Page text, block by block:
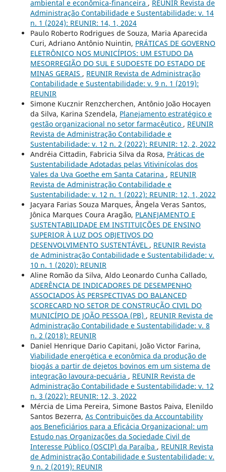
ambiental e econômica-financeira , REUNIR Revista de
Administração Contabilidade e Sustentabilidade: v. 14
n. 1 (2024): REUNIR: 14, 1, 2024
Paulo Roberto Rodrigues de Souza, Maria Aparecida
Curi, Adriano Antônio Nuintin, PRÁTICAS DE GOVERNO
ELETRÔNICO NOS MUNICÍPIOS: UM ESTUDO DA
MESORREGIÃO DO SUL E SUDOESTE DO ESTADO DE
MINAS GERAIS , REUNIR Revista de Administração
Contabilidade e Sustentabilidade: v. 9 n. 1 (2019):
REUNIR
Simone Kucznir Renzcherchen, Antônio João Hocayen
da Silva, Karina Szendela, Planejamento estratégico e
gestão organizacional no setor farmacêutico , REUNIR
Revista de Administração Contabilidade e
Sustentabilidade: v. 12 n. 2 (2022): REUNIR: 12, 2, 2022
Andréia Cittadin, Fabricia Silva da Rosa, Práticas de
Sustentabilidade Adotadas pelas Vitivinícolas dos
Vales da Uva Goethe em Santa Catarina , REUNIR
Revista de Administração Contabilidade e
Sustentabilidade: v. 12 n. 1 (2022): REUNIR: 12, 1, 2022
Jacyara Farias Souza Marques, Ângela Veras Santos,
Jônica Marques Coura Aragão, PLANEJAMENTO E
SUSTENTABILIDADE EM INSTITUIÇÕES DE ENSINO
SUPERIOR À LUZ DOS OBJETIVOS DO
DESENVOLVIMENTO SUSTENTÁVEL , REUNIR Revista
de Administração Contabilidade e Sustentabilidade: v.
10 n. 1 (2020): REUNIR
Aline Romão da Silva, Aldo Leonardo Cunha Callado,
ADERÊNCIA DE INDICADORES DE DESEMPENHO
ASSOCIADOS ÀS PERSPECTIVAS DO BALANCED
SCORECARD NO SETOR DE CONSTRUÇÃO CIVIL DO
MUNICÍPIO DE JOÃO PESSOA (PB) , REUNIR Revista de
Administração Contabilidade e Sustentabilidade: v. 8
n. 2 (2018): REUNIR
Daniel Henrique Dario Capitani, João Victor Farina,
Viabilidade energética e econômica da produção de
biogás a partir de dejetos bovinos em um sistema de
integração lavoura-pecuária , REUNIR Revista de
Administração Contabilidade e Sustentabilidade: v. 12
n. 3 (2022): REUNIR: 12, 3, 2022
Mércia de Lima Pereira, Simone Bastos Paiva, Elenildo
Santos Bezerra, As Contribuições da Accountability
aos Beneficiários para a Eficácia Organizacional: um
Estudo nas Organizações da Sociedade Civil de
Interesse Público (OSCIP) da Paraíba , REUNIR Revista
de Administração Contabilidade e Sustentabilidade: v.
9 n. 2 (2019): REUNIR